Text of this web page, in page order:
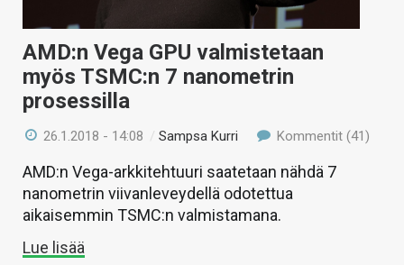
AMD:n Vega GPU valmistetaan
myös TSMC:n 7 nanometrin
prosessilla
26.1.2018 - 14:08 /Sampsa Kurri Kommentit (41)
AMD:n Vega-arkkitehtuuri saatetaan nähdä 7
nanometrin viivanleveydellä odotettua
aikaisemmin TSMC:n valmistamana.
Lue lisää